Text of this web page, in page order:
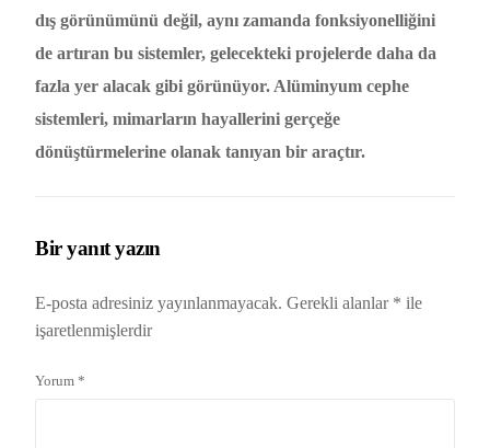
dış görünümünü değil, aynı zamanda fonksiyonelliğini
de artıran bu sistemler, gelecekteki projelerde daha da
fazla yer alacak gibi görünüyor. Alüminyum cephe
sistemleri, mimarların hayallerini gerçeğe
dönüştürmelerine olanak tanıyan bir araçtır.
Bir yanıt yazın
E-posta adresiniz yayınlanmayacak. Gerekli alanlar * ile
işaretlenmişlerdir
Yorum*